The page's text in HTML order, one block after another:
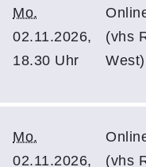
Mo.
02.11.2026,
18.30 Uhr
(vhs
West)
Mo.
02.11.2026,
(vhs